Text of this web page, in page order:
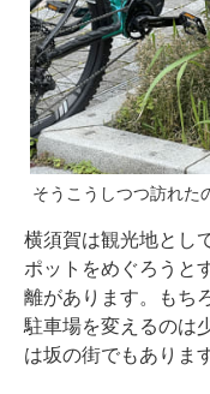
そうこうしつつ訪れた
横須賀は観光地とし
ポットをめぐろうと
離があります。もち
駐車場を変えるの
は坂の街でもありま